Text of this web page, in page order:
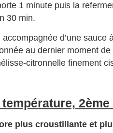
1 minute puis la
30 min.
d’une sauce
au dernier moment
citronnelle finement
plus croustillante et